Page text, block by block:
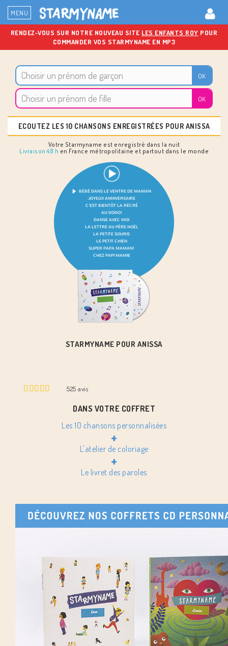
MENU
RENDEZ-VOUS SUR NOTRE NOUVEAU SITE LES ENFANTS ROY POUR
COMMANDER VOS STARMYNAME EN MP3
ECOUTEZ LES 10 CHANSONS ENREGISTRÉES POUR ANISSA
Votre Starmyname est enregistré dans la nuit
Livraison 48 h en France métropolitaine et partout dans le monde
STARMYNAME POUR ANISSA
525avis
DANS VOTRE COFFRET
Les 10 chansons personnalisées
+
L'atelier de coloriage
+
Le livret des paroles